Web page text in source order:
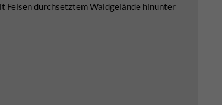
Felsen durchsetztem Waldgelände hinunter